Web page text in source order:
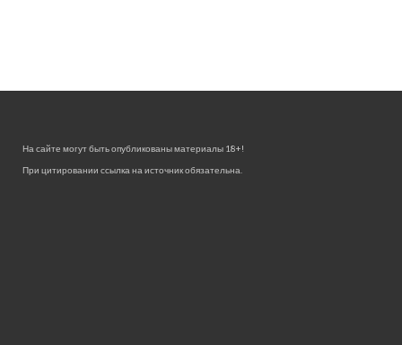
На сайте могут быть опубликованы материалы 18+!
При цитировании ссылка на источник обязательна.